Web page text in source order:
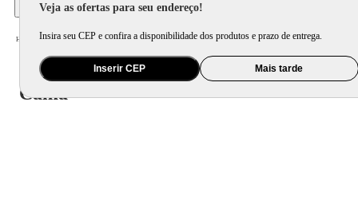
Veja as ofertas para seu endereço!
Insira seu CEP e confira a disponibilidade dos produtos e prazo de entrega.
Inserir CEP Mais tarde
Home Cama, Mesa e Banho / Cama
Cama